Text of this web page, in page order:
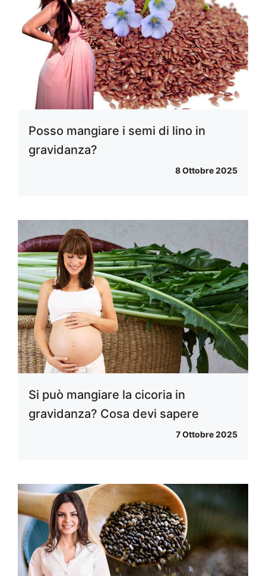
Posso mangiare i semi di lino in
gravidanza?
8 Ottobre 2025
Si può mangiare la cicoria in
gravidanza? Cosa devi sapere
7 Ottobre 2025